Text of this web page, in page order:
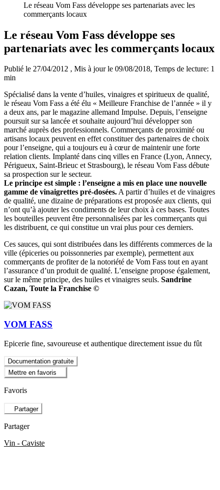
Le réseau Vom Fass développe ses partenariats avec les
commerçants locaux
Le réseau Vom Fass développe ses
partenariats avec les commerçants locaux
Publié le 27/04/2012 , Mis à jour le 09/08/2018, Temps de lecture: 1
min
Spécialisé dans la vente d’huiles, vinaigres et spiritueux de qualité,
le réseau Vom Fass a été élu « Meilleure Franchise de l’année » il y
a deux ans, par le magazine allemand Impulse. Depuis, l’enseigne
poursuit sur sa lancée et souhaite aujourd’hui développer son
marché auprès des professionnels. Commerçants de proximité ou
artisans locaux peuvent en effet constituer des partenaires de choix
pour l’enseigne, qui a toujours eu à cœur de maintenir une forte
relation clients. Implanté dans cinq villes en France (Lyon, Annecy,
Périgueux, Saint-Brieuc et Strasbourg), le réseau Vom Fass débute
sa prospection sur le secteur.
Le principe est simple : l’enseigne a mis en place une nouvelle
gamme de vinaigrettes pré-dosées.A partir d’huiles et de vinaigres
de qualité, une dizaine de préparations est proposée aux clients, qui
n’ont qu’à ajouter les condiments de leur choix à ces bases. Toutes
les bouteilles peuvent être personnalisées par les commerçants qui
les distribuent, ce qui constitue un vrai plus pour ces derniers.
Ces sauces, qui sont distribuées dans les différents commerces de la
ville (épiceries ou poissonneries par exemple), permettent aux
commerçants de profiter de la notoriété de Vom Fass tout en ayant
l’assurance d’un produit de qualité. L’enseigne propose également,
sur le même principe, des huiles et vinaigres seuls. Sandrine
Cazan, Toute la Franchise ©
VOM FASS
Epicerie fine, savoureuse et authentique directement issue du fût
Documentation gratuite
Mettre en favoris
Favoris
Partager
Partager
Vin - Caviste